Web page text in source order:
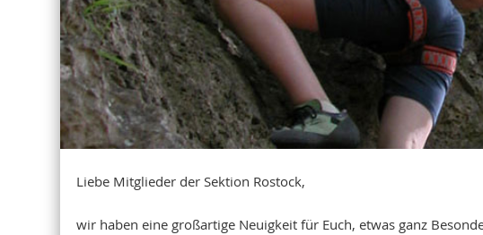
Liebe Mitglieder der Sektion Rostock,
wir haben eine großartige Neuigkeit für Euch, etwas ganz